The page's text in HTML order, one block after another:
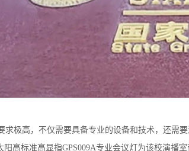
极高，不仅需要具备专业的设备和技术，还需
高标准高显指GPS009A专业会议灯为该校演播室